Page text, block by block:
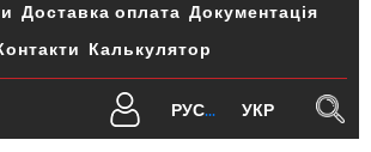
Доставка оплата Документація
Калькулятор
РУС УКР